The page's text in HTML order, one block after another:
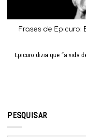
Frases de Epicuro:
Epicuro dizia que “a vida
PESQUISAR